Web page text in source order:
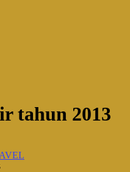
tahun 2013